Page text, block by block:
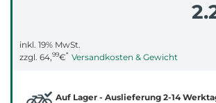
inkl. 19% MwSt.
zzgl. 64,99€* Versandkosten & Gewicht
Auf Lager - Auslieferung 2-14